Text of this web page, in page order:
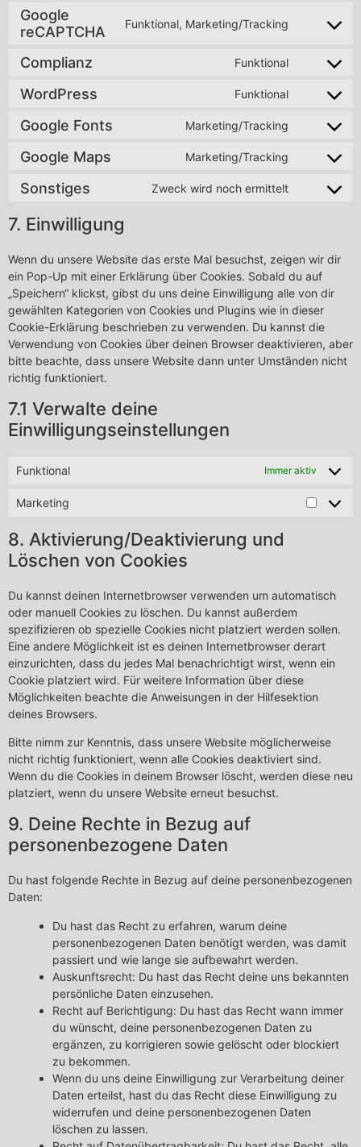
Google
reCAPTCHA
Funktional, Marketing/Tracking
Complianz Funktional
WordPress Funktional
Google Fonts Marketing/Tracking
Google Maps Marketing/Tracking
Sonstiges Zweck wird noch ermittelt
7. Einwilligung
Wenn du unsere Website das erste Mal besuchst, zeigen wir dir
ein Pop-Up mit einer Erklärung über Cookies. Sobald du auf
„Speichern“ klickst, gibst du uns deine Einwilligung alle von dir
gewählten Kategorien von Cookies und Plugins wie in dieser
Cookie-Erklärung beschrieben zu verwenden. Du kannst die
Verwendung von Cookies über deinen Browser deaktivieren, aber
bitte beachte, dass unsere Website dann unter Umständen nicht
richtig funktioniert.
7.1 Verwalte deine
Einwilligungseinstellungen
Funktional Immer aktiv
Marketing
8. Aktivierung/Deaktivierung und
Löschen von Cookies
Du kannst deinen Internetbrowser verwenden um automatisch
oder manuell Cookies zu löschen. Du kannst außerdem
spezifizieren ob spezielle Cookies nicht platziert werden sollen.
Eine andere Möglichkeit ist es deinen Internetbrowser derart
einzurichten, dass du jedes Mal benachrichtigt wirst, wenn ein
Cookie platziert wird. Für weitere Information über diese
Möglichkeiten beachte die Anweisungen in der Hilfesektion
deines Browsers.
Bitte nimm zur Kenntnis, dass unsere Website möglicherweise
nicht richtig funktioniert, wenn alle Cookies deaktiviert sind.
Wenn du die Cookies in deinem Browser löscht, werden diese neu
platziert, wenn du unsere Website erneut besuchst.
9. Deine Rechte in Bezug auf
personenbezogene Daten
Du hast folgende Rechte in Bezug auf deine personenbezogenen
Daten:
Du hast das Recht zu erfahren, warum deine
personenbezogenen Daten benötigt werden, was damit
passiert und wie lange sie aufbewahrt werden.
Auskunftsrecht: Du hast das Recht deine uns bekannten
persönliche Daten einzusehen.
Recht auf Berichtigung: Du hast das Recht wann immer
du wünscht, deine personenbezogenen Daten zu
ergänzen, zu korrigieren sowie gelöscht oder blockiert
zu bekommen.
Wenn du uns deine Einwilligung zur Verarbeitung deiner
Daten erteilst, hast du das Recht diese Einwilligung zu
widerrufen und deine personenbezogenen Daten
löschen zu lassen.